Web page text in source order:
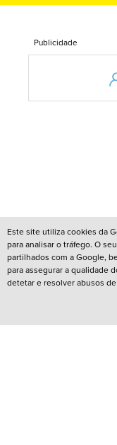
Publicidade
Este site utiliza cookies da
para analisar o tráfego. O
partilhados com a Google,
para assegurar a qualidade
detetar e resolver abusos